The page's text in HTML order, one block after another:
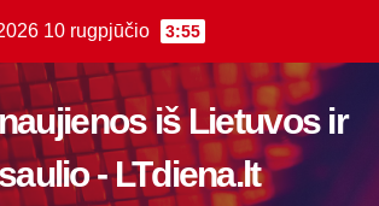
10 rugpjūčio 3:55
iš Lietuvos ir
- LTdiena.lt